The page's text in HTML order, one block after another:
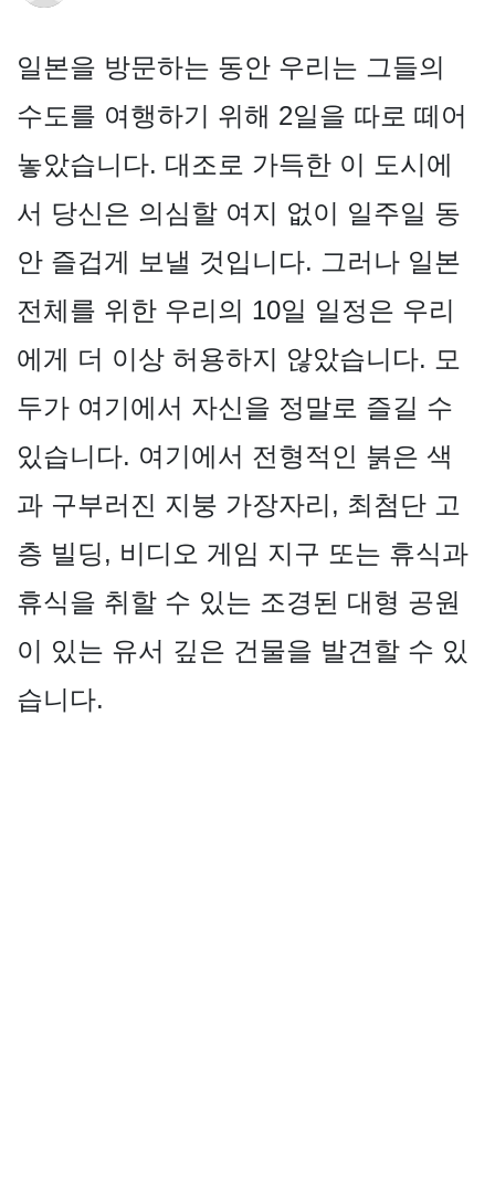
일본을 방문하는 동안 우리는 그들의
수도를 여행하기 위해 2일을 따로 떼어
놓았습니다. 대조로 가득한 이 도시에
서 당신은 의심할 여지 없이 일주일 동
안 즐겁게 보낼 것입니다. 그러나 일본
전체를 위한 우리의 10일 일정은 우리
에게 더 이상 허용하지 않았습니다. 모
두가 여기에서 자신을 정말로 즐길 수
있습니다. 여기에서 전형적인 붉은 색
과 구부러진 지붕 가장자리, 최첨단 고
층 빌딩, 비디오 게임 지구 또는 휴식과
휴식을 취할 수 있는 조경된 대형 공원
이 있는 유서 깊은 건물을 발견할 수 있
습니다.